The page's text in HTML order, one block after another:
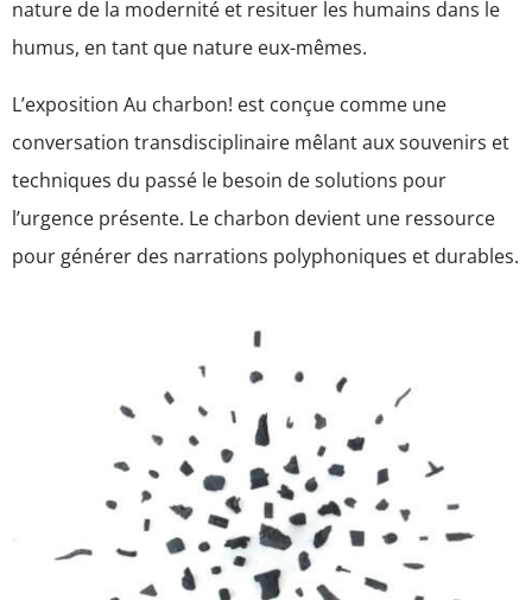
nature de la modernité et resituer les humains dans le
humus, en tant que nature eux-mêmes.
L’exposition Au charbon! est conçue comme une
conversation transdisciplinaire mêlant aux souvenirs et
techniques du passé le besoin de solutions pour
l’urgence présente. Le charbon devient une ressource
pour générer des narrations polyphoniques et durables.